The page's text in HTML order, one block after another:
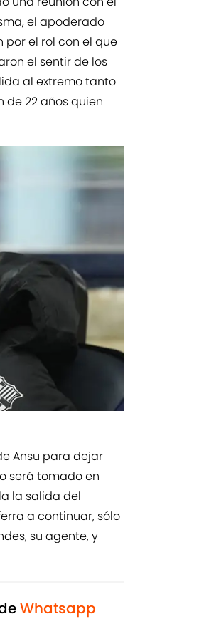
el apoderado
el rol con el que
el sentir de los
al extremo tanto
de 22 años quien
Ansu para dejar
será tomado en
la salida del
a continuar, sólo
su agente, y
Whatsapp